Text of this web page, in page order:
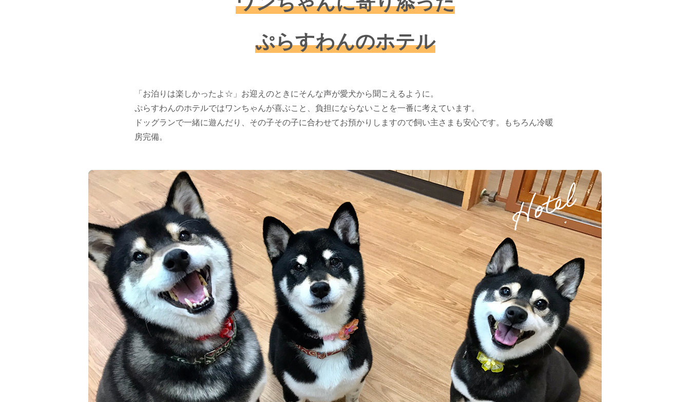
ぷらすわんのホテル
「お泊りは楽しかったよ☆」お迎えのときにそんな声が愛犬から聞こえるように。
ぷらすわんのホテルではワンちゃんが喜ぶこと、負担にならないことを一番に考えています。
ドッグランで一緒に遊んだり、その子その子に合わせてお預かりしますので飼い主さまも安心です。もちろん冷暖
房完備。